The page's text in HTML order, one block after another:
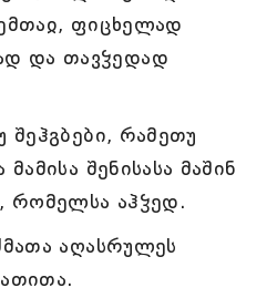
ფიცხელად
და თავჴედად
შეჰგბები, რამეთუ
შენისასა მაშინ
რომელსა აჰჴედ.
აღასრულეს